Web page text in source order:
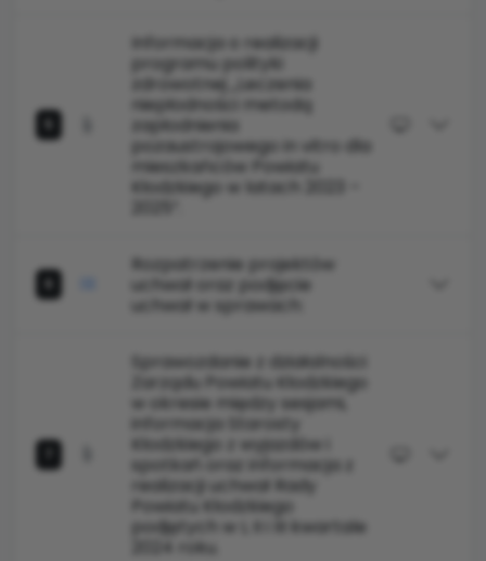
Informacja o realizacji
programu polityki
zdrowotnej „Leczenia
niepłodności metodą
zapłodnienia
pozaustrojowego in vitro dla
mieszkańców Powiatu
Kłodzkiego w latach 2023 –
Rozpatrzenie projektów
uchwał oraz podjęcie
uchwał w sprawach:
Sprawozdanie z działalności
Zarządu Powiatu Kłodzkiego
w okresie między sesjami,
informacja Starosty
Kłodzkiego z wyjazdów i
spotkań oraz informacja z
realizacji uchwał Rady
Powiatu Kłodzkiego
podjętych w I, II i III kwartale
2024 roku.